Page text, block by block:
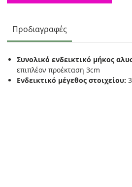
Προδιαγραφές
Συνολικό ενδεικτικό μήκος
επιπλέον προέκταση 3cm
Ενδεικτικό μέγεθος στοιχείου: